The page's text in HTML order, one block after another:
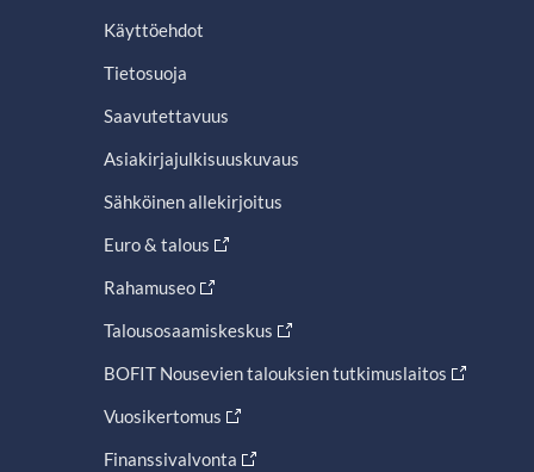
Käyttöehdot
Tietosuoja
Saavutettavuus
Asiakirjajulkisuuskuvaus
Sähköinen allekirjoitus
Euro & talous
Rahamuseo
Talousosaamiskeskus
BOFIT Nousevien talouksien tutkimuslaitos
Vuosikertomus
Finanssivalvonta